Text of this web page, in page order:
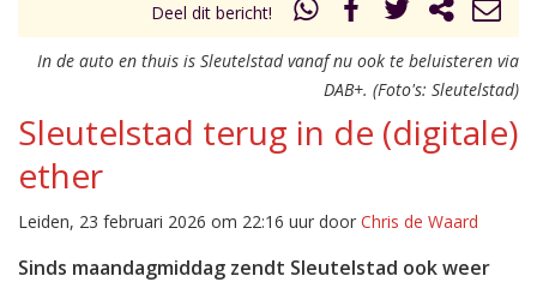
Deel dit bericht!
In de auto en thuis is Sleutelstad vanaf nu ook te beluisteren via
DAB+. (Foto's: Sleutelstad)
Sleutelstad terug in de (digitale)
ether
Leiden, 23 februari 2026 om 22:16 uur door Chris de Waard
Sinds maandagmiddag zendt Sleutelstad ook weer